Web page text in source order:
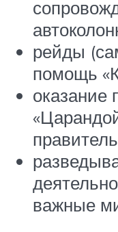
рейды
помощь
оказание
важные